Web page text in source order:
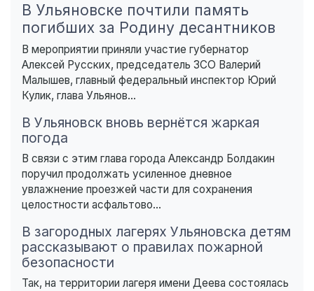
В Ульяновске почтили память
погибших за Родину десантников
В мероприятии приняли участие губернатор
Алексей Русских, председатель ЗСО Валерий
Малышев, главный федеральный инспектор Юрий
Кулик, глава Ульянов...
В Ульяновск вновь вернётся жаркая
погода
В связи с этим глава города Александр Болдакин
поручил продолжать усиленное дневное
увлажнение проезжей части для сохранения
целостности асфальтово...
В загородных лагерях Ульяновска детям
рассказывают о правилах пожарной
безопасности
Так, на территории лагеря имени Деева состоялась